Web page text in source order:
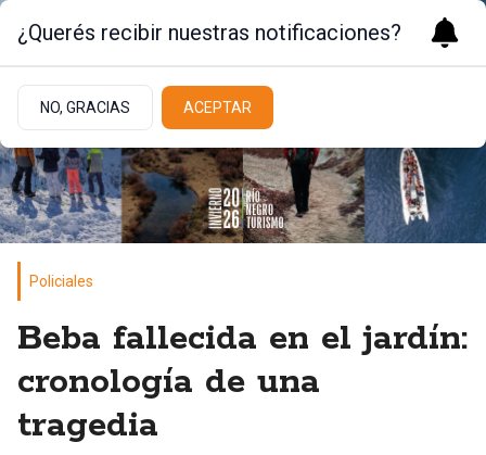
Policiales
Beba fallecida en el jardín:
cronología de una
tragedia
¿Querés recibir nuestras notificaciones?
NO, GRACIAS ACEPTAR